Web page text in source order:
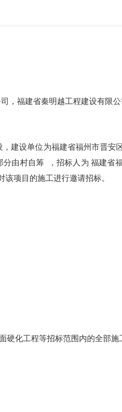
，福建省秦明越工程建设有限公
建设单位为福建省福州市晋安
由村自筹 ，招标人为 福建
项目的施工进行邀请招标。
硬化工程等招标范围内的全部施